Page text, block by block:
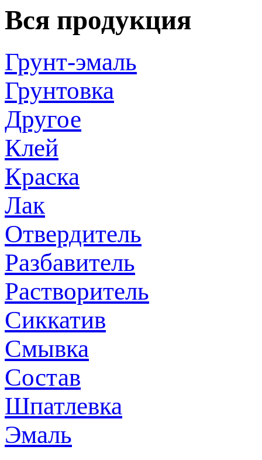
Вся продукция
Грунт-эмаль
Грунтовка
Другое
Клей
Краска
Лак
Отвердитель
Разбавитель
Растворитель
Сиккатив
Смывка
Состав
Шпатлевка
Эмаль